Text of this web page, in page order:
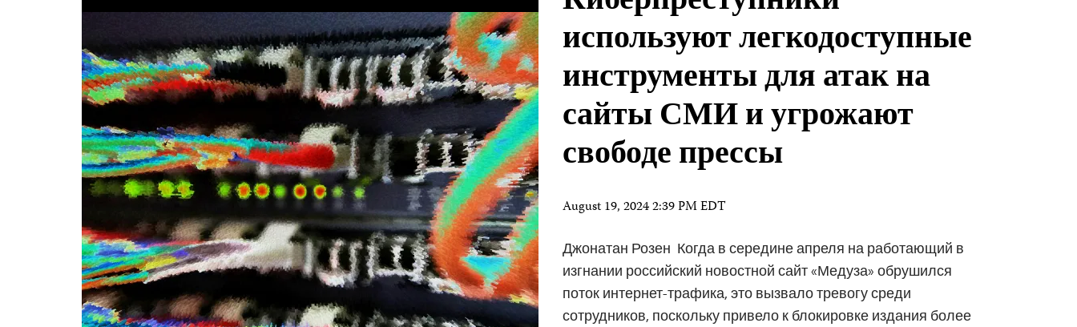
используют легкодоступные
инструменты для атак на
сайты СМИ и угрожают
свободе прессы
August 19, 2024 2:39 PM EDT
Джонатан Розен Когда в середине апреля на работающий в
изгнании российский новостной сайт «Медуза» обрушился
поток интернет-трафика, это вызвало тревогу среди
сотрудников, поскольку привело к блокировке издания более